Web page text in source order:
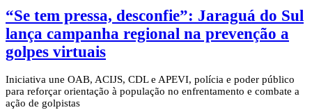
“Se tem pressa, desconfie”: Jaraguá do Sul
lança campanha regional na prevenção a
golpes virtuais
Iniciativa une OAB, ACIJS, CDL e APEVI, polícia e poder público
para reforçar orientação à população no enfrentamento e combate a
ação de golpistas